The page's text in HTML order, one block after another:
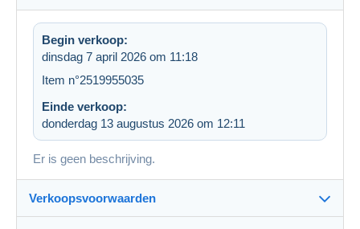
Begin verkoop:
dinsdag 7 april 2026 om 11:18
Item n°2519955035
Einde verkoop:
donderdag 13 augustus 2026 om 12:11
Er is geen beschrijving.
Verkoopsvoorwaarden